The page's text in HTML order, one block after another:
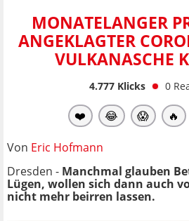
MONATELANGER
ANGEKLAGTER
VULKANASCHE
4.777Klicks 0
❤️ 😂 😱 🔥
Von Eric Hofmann
Dresden - Manchmal glauben
Lügen, wollen sich dann auch
nicht mehr beirren lassen.